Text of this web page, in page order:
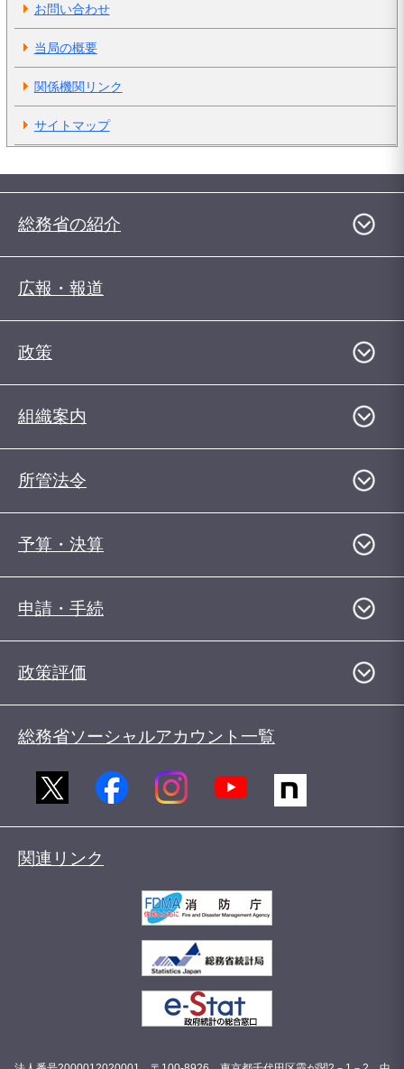
お問い合わせ
当局の概要
関係機関リンク
サイトマップ
総務省の紹介
広報・報道
政策
組織案内
所管法令
予算・決算
申請・手続
政策評価
総務省ソーシャルアカウント一覧
関連リンク